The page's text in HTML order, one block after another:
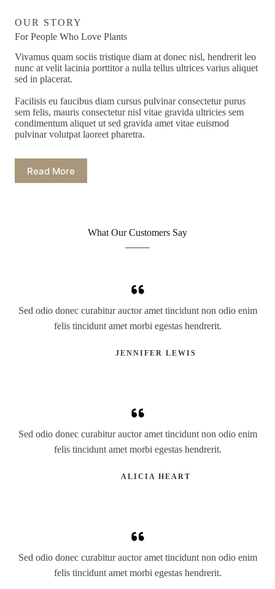
OUR STORY
For People Who Love Plants
Vivamus quam sociis tristique diam at donec nisl, hendrerit leo
nunc at velit lacinia porttitor a nulla tellus ultrices varius aliquet
sed in placerat.
Facilisis eu faucibus diam cursus pulvinar consectetur purus
sem felis, mauris consectetur nisl vitae gravida ultricies sem
condimentum aliquet ut sed gravida amet vitae euismod
pulvinar volutpat laoreet pharetra.
Read More
What Our Customers Say
Sed odio donec curabitur auctor amet tincidunt non odio enim
felis tincidunt amet morbi egestas hendrerit.
JENNIFER LEWIS
Sed odio donec curabitur auctor amet tincidunt non odio enim
felis tincidunt amet morbi egestas hendrerit.
ALICIA HEART
Sed odio donec curabitur auctor amet tincidunt non odio enim
felis tincidunt amet morbi egestas hendrerit.